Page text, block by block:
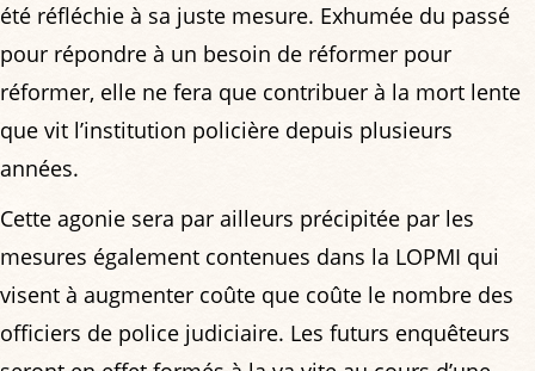
été réfléchie à sa juste mesure. Exhumée du passé
pour répondre à un besoin de réformer pour
réformer, elle ne fera que contribuer à la mort lente
que vit l’institution policière depuis plusieurs
années.
Cette agonie sera par ailleurs précipitée par les
mesures également contenues dans la LOPMI qui
visent à augmenter coûte que coûte le nombre des
officiers de police judiciaire. Les futurs enquêteurs